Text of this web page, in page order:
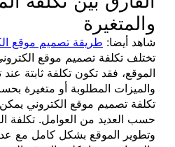
والمتغيرة
شاهد أيضا: طريقة تصميم موقع
تختلف تكلفة تصميم موقع
الموقع، فقد تكون تكلفة ثابتة
والميزات المطلوبة أو متغيرة
تكلفة تصميم موقع الكتروني
حسب العديد من العوامل. تكلفة
وتطوير الموقع بشكل كامل مع